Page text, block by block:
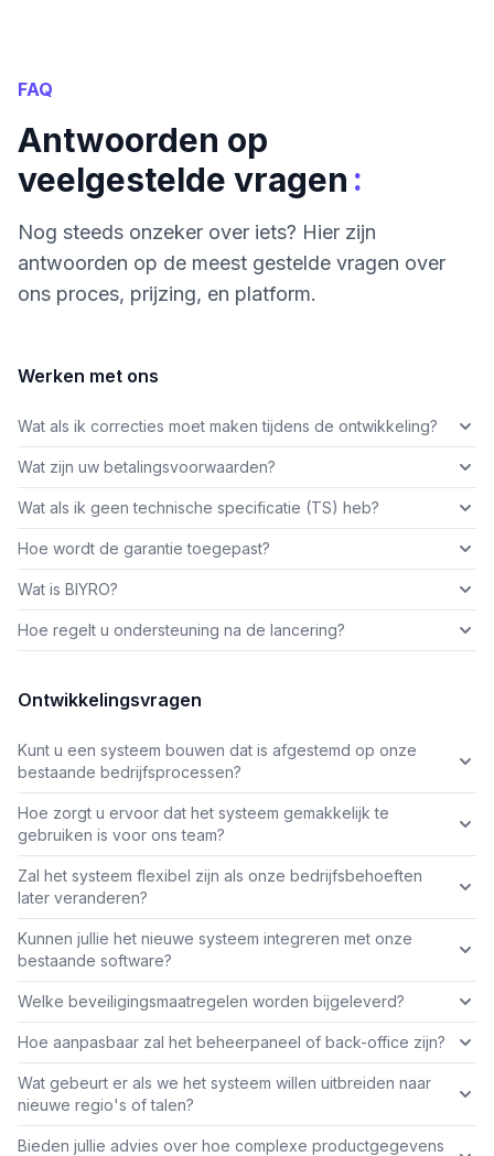
FAQ
Antwoorden op
veelgestelde vragen :
Nog steeds onzeker over iets? Hier zijn
antwoorden op de meest gestelde vragen over
ons proces, prijzing, en platform.
Werken met ons
Wat als ik correcties moet maken tijdens de ontwikkeling?
Wat zijn uw betalingsvoorwaarden?
Wat als ik geen technische specificatie (TS) heb?
Hoe wordt de garantie toegepast?
Wat is BIYRO?
Hoe regelt u ondersteuning na de lancering?
Ontwikkelingsvragen
Kunt u een systeem bouwen dat is afgestemd op onze
bestaande bedrijfsprocessen?
Hoe zorgt u ervoor dat het systeem gemakkelijk te
gebruiken is voor ons team?
Zal het systeem flexibel zijn als onze bedrijfsbehoeften
later veranderen?
Kunnen jullie het nieuwe systeem integreren met onze
bestaande software?
Welke beveiligingsmaatregelen worden bijgeleverd?
Hoe aanpasbaar zal het beheerpaneel of back-office zijn?
Wat gebeurt er als we het systeem willen uitbreiden naar
nieuwe regio's of talen?
Bieden jullie advies over hoe complexe productgegevens